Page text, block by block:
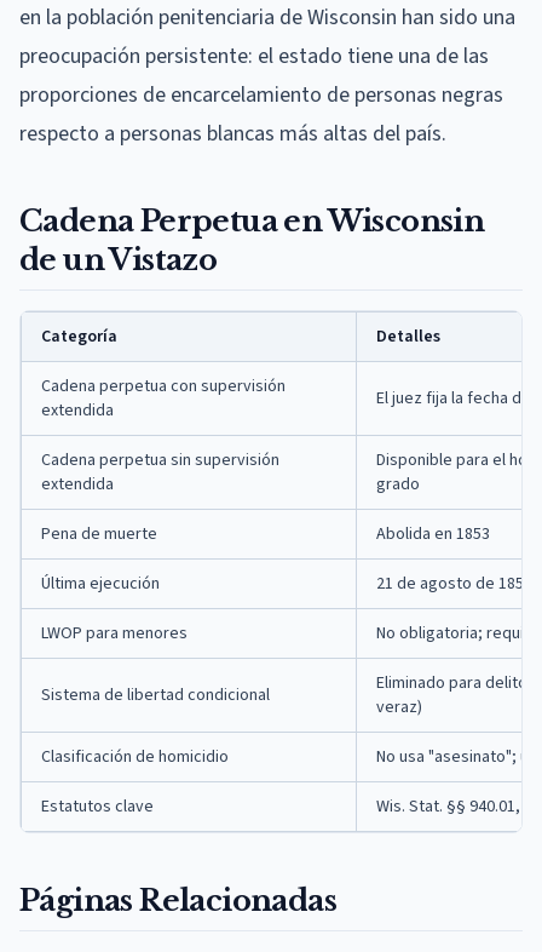
en la población penitenciaria de Wisconsin han sido una
preocupación persistente: el estado tiene una de las
proporciones de encarcelamiento de personas negras
respecto a personas blancas más altas del país.
Cadena Perpetua en Wisconsin
de un Vistazo
Categoría Detalles
Cadena perpetua con supervisión
extendida
El juez fija la fecha de
Cadena perpetua sin supervisión
extendida
Disponible para el
grado
Pena de muerte Abolida en 1853
Última ejecución 21 de agosto de 1851
LWOP para menores No obligatoria;
Sistema de libertad condicional
Eliminado para
veraz)
Clasificación de homicidio No usa "asesinato";
Estatutos clave Wis. Stat. §§ 940.01,
Páginas Relacionadas